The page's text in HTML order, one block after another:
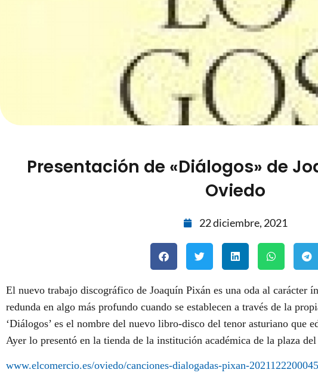
Presentación de «Diálogos» de
Oviedo
22 diciembre, 2021
El nuevo trabajo discográfico de Joaquín Pixán es una oda al carácter
redunda en algo más profundo cuando se establecen a través de la
‘Diálogos’ es el nombre del nuevo libro-disco del tenor asturiano que
Ayer lo presentó en la tienda de la institución académica de la plaza
www.elcomercio.es/oviedo/canciones-dialogadas-pixan-